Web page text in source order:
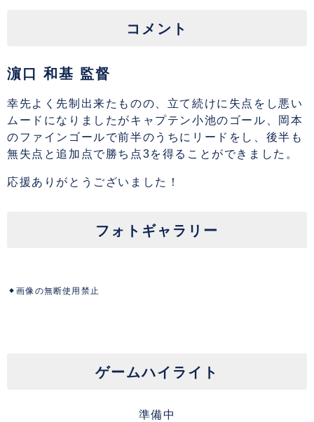
コメント
濵口 和基 監督
幸先よく先制出来たものの、立て続けに失点をし悪い
ムードになりましたがキャプテン小池のゴール、岡本
のファインゴールで前半のうちにリードをし、後半も
無失点と追加点で勝ち点3を得ることができました。
応援ありがとうございました！
フォトギャラリー
画像の無断使用禁止
ゲームハイライト
準備中